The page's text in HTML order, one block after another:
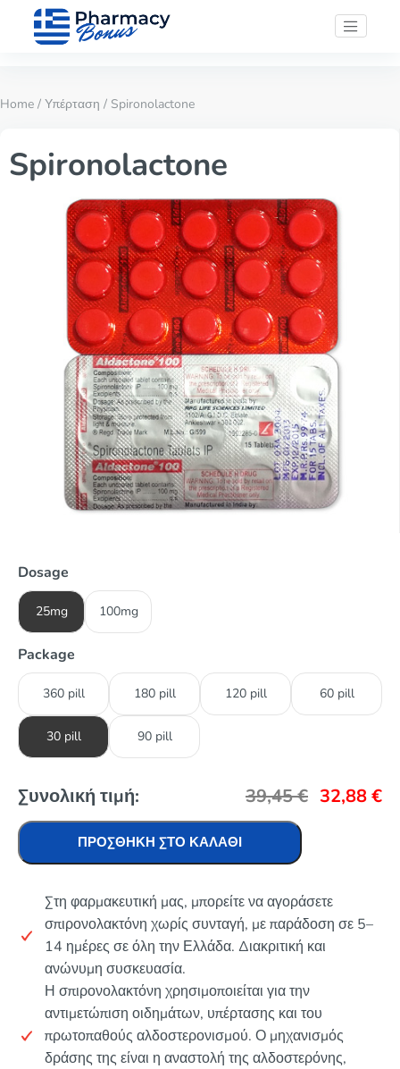
Home / Υπέρταση / Spironolactone
Spironolactone
Dosage
25mg 100mg
Package
360 pill 180 pill 120 pill 60 pill
30 pill 90 pill
Συνολική τιμή: 39,45€ 32,88€
ΠΡΟΣΘΉΚΗ ΣΤΟ ΚΑΛΆΘΙ
Στη φαρμακευτική μας, μπορείτε να αγοράσετε
σπιρονολακτόνη χωρίς συνταγή, με παράδοση σε 5–
14 ημέρες σε όλη την Ελλάδα. Διακριτική και
ανώνυμη συσκευασία.
Η σπιρονολακτόνη χρησιμοποιείται για την
αντιμετώπιση οιδημάτων, υπέρτασης και του
πρωτοπαθούς αλδοστερονισμού. Ο μηχανισμός
δράσης της είναι η αναστολή της αλδοστερόνης,